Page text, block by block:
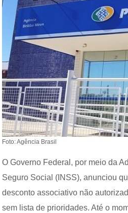
Foto: Agência Brasil
O Governo Federal, por meio da
Seguro Social (INSS), anunciou
desconto associativo não
sem lista de prioridades. Até o